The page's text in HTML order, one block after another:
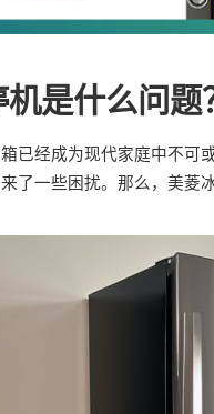
是什么问题
已经成为现代家庭中不可
了一些困扰。那么，美菱